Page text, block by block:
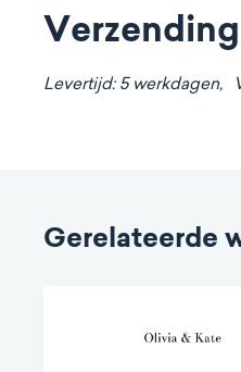
Verzending
Levertijd: 5 werkdagen,
Gerelateerde